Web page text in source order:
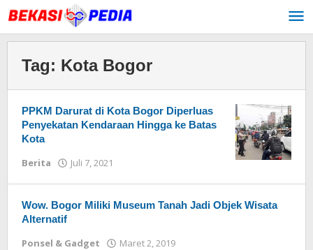
Lewati
ke
konten
Tag: Kota Bogor
PPKM Darurat di Kota Bogor Diperluas
Penyekatan Kendaraan Hingga ke Batas
Kota
Berita Juli 7, 2021
Wow. Bogor Miliki Museum Tanah Jadi Objek Wisata
Alternatif
Ponsel & Gadget Maret 2, 2019